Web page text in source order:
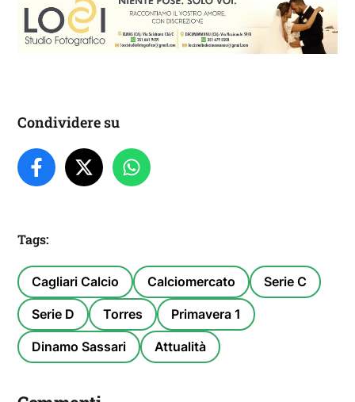
Condividere su
Tags:
Cagliari Calcio Calciomercato Serie C
Serie D Torres Primavera 1
Dinamo Sassari Attualità